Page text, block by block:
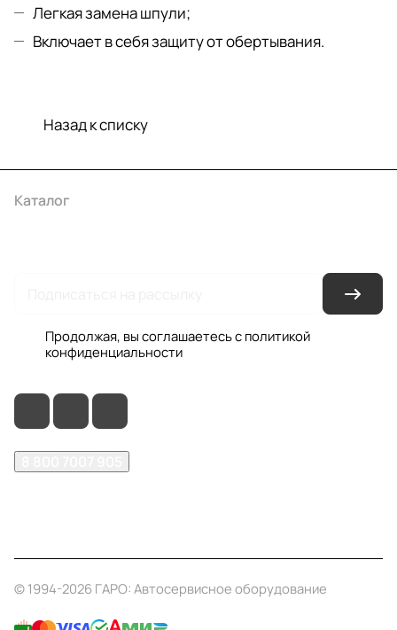
Легкая замена шпули;
Включает в себя защиту от обертывания.
Назад к списку
Каталог
Продолжая, вы соглашаетесь с политикой
конфиденциальности
© 1994-2026 ГАРО: Автосервисное оборудование